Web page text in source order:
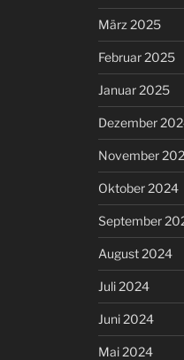
März 2025
Februar 2025
Januar 2025
Dezember
November
Oktober 2024
September
August 2024
Juli 2024
Juni 2024
Mai 2024